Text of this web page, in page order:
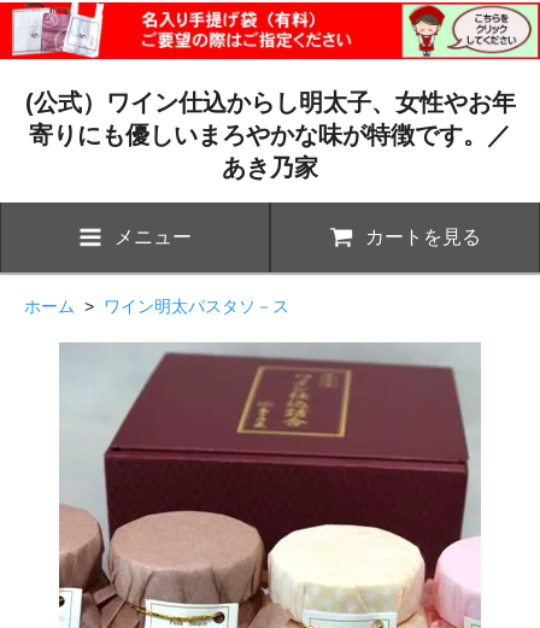
(公式）ワイン仕込からし明太子、女性やお年
寄りにも優しいまろやかな味が特徴です。／
あき乃家
メニュー カートを見る
ホーム > ワイン明太パスタソ－ス